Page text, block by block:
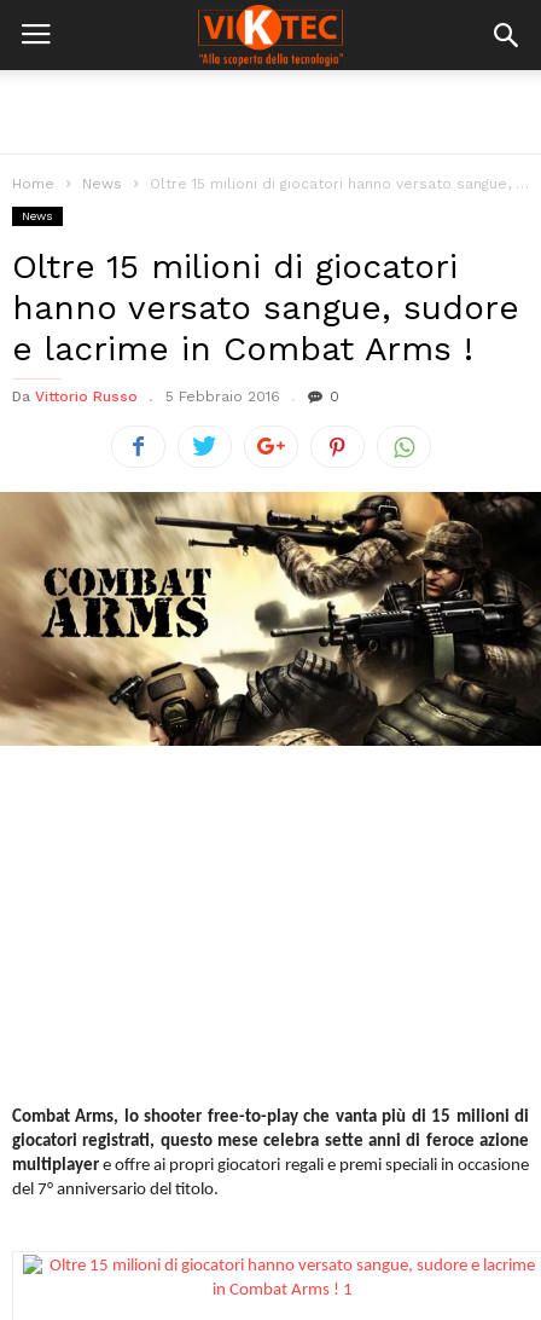
Home News Oltre 15 milioni di giocatori hanno versato sangue, sudore e lacrime in...
News
Oltre 15 milioni di giocatori
hanno versato sangue, sudore
e lacrime in Combat Arms !
Da Vittorio Russo 5 Febbraio 2016 0
Combat Arms, lo shooter free-to-play che vanta più di 15 milioni di
giocatori registrati, questo mese celebra sette anni di feroce azione
multiplayer e offre ai propri giocatori regali e premi speciali in occasione
del 7° anniversario del titolo.